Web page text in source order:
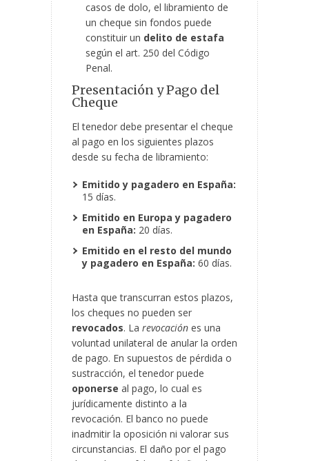
casos de dolo, el libramiento de
un cheque sin fondos puede
constituir un delito de estafa
según el art. 250 del Código
Penal.
Presentación y Pago del
Cheque
El tenedor debe presentar el cheque
al pago en los siguientes plazos
desde su fecha de libramiento:
Emitido y pagadero en España:
15 días.
Emitido en Europa y pagadero
en España: 20 días.
Emitido en el resto del mundo
y pagadero en España: 60 días.
Hasta que transcurran estos plazos,
los cheques no pueden ser
revocados. La revocación es una
voluntad unilateral de anular la orden
de pago. En supuestos de pérdida o
sustracción, el tenedor puede
oponerse al pago, lo cual es
jurídicamente distinto a la
revocación. El banco no puede
inadmitir la oposición ni valorar sus
circunstancias. El daño por el pago